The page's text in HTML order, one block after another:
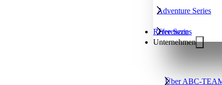
Adventure Series
Tree Series
Referenzen
Unternehmen
Über ABC-